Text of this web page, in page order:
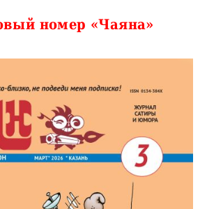
номер «Чаяна»